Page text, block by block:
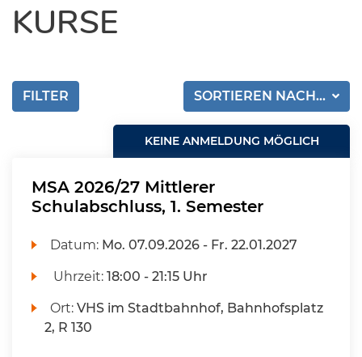
KURSE
SORTIEREN NACH...
FILTER
KEINE ANMELDUNG MÖGLICH
MSA 2026/27 Mittlerer
Schulabschluss, 1. Semester
Datum: Mo. 07.09.2026 - Fr. 22.01.2027
Uhrzeit:18:00 - 21:15 Uhr
Ort:VHS im Stadtbahnhof, Bahnhofsplatz
2, R 130